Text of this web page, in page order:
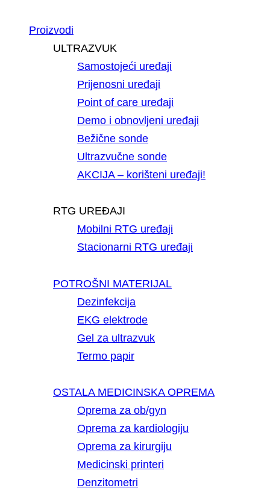
Proizvodi
ULTRAZVUK
Samostojeći uređaji
Prijenosni uređaji
Point of care uređaji
Demo i obnovljeni uređaji
Bežične sonde
Ultrazvučne sonde
AKCIJA – korišteni uređaji!
RTG UREĐAJI
Mobilni RTG uređaji
Stacionarni RTG uređaji
POTROŠNI MATERIJAL
Dezinfekcija
EKG elektrode
Gel za ultrazvuk
Termo papir
OSTALA MEDICINSKA OPREMA
Oprema za ob/gyn
Oprema za kardiologiju
Oprema za kirurgiju
Medicinski printeri
Denzitometri